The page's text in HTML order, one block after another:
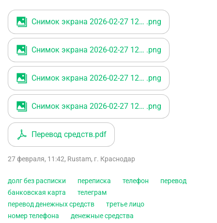
от меня поступили с моей банковской карты на третье
лицо.Переписка с должником ввелась в Телеграм с моего
старого аккаунта,привязанный телефон остался
прежним.Привязал новый номер телефона к банковской
карте,с которой осуществлён перевод денежных
средств,банковская карта прежняя.Есть желание
возратить свои деньги и наказать ,запугать
злоумышленника.Внизу сохранённые скриншоты
переписки с ним и с человеком,которому переведены
деньги,а также квитанция перевода из банковского
приложения.
Снимок экрана 2026-02-27 121922 .png
Снимок экрана 2026-02-27 121857 .png
Снимок экрана 2026-02-27 121752 .png
Снимок экрана 2026-02-27 121553 .png
Перевод средств.pdf
27 февраля, 11:42, Rustam, г. Краснодар
долг без расписки переписка телефон
перевод
банковская карта
телеграм
перевод денежных средств
третье лицо
номер телефона
денежные средства